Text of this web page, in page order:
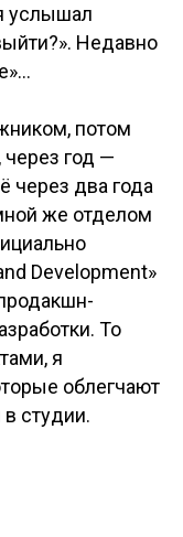
услышал
Недавно
потом
год —
через два года
же отделом
Development»
То
я
облегчают
студии.